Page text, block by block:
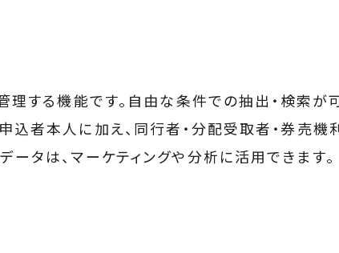
する機能です。自由な条件での抽出・検索が
込者本人に加え、同行者・分配受取者・券売機
タは、マーケティングや分析に活用できます。